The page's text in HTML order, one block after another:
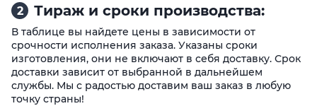
2 Тираж и сроки производства:
В таблице вы найдете цены в зависимости от
срочности исполнения заказа. Указаны сроки
изготовления, они не включают в себя доставку. Срок
доставки зависит от выбранной в дальнейшем
службы. Мы с радостью доставим ваш заказ в любую
точку страны!